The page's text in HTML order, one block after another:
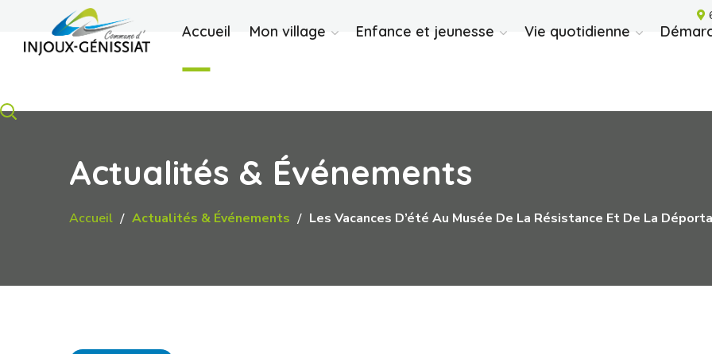
Accueil Mon village Enfance et jeunesse Vie quotidienne
Actualités & Événements
Accueil Actualités & Événements Les Vacances D’été Au Musée De La Résistance Et De La